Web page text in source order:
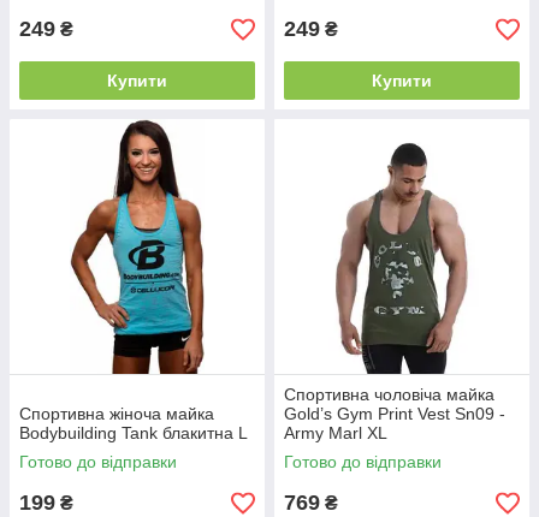
249 ₴
Купити
249 ₴
Купити
Спортивна жіноча майка
Bodybuilding Tank блакитна L
Готово до відправки
199 ₴
Спортивна чоловіча майка
Gold’s Gym Print Vest Sn09 -
Army Marl XL
Готово до відправки
769 ₴